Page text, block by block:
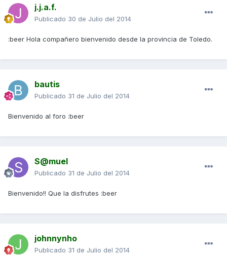
j.j.a.f.
Publicado 30 de Julio del 2014
:beer Hola compañero bienvenido desde la provincia de Toledo.
bautis
Publicado 31 de Julio del 2014
Bienvenido al foro :beer
S@muel
Publicado 31 de Julio del 2014
Bienvenido!! Que la disfrutes :beer
johnnynho
Publicado 31 de Julio del 2014